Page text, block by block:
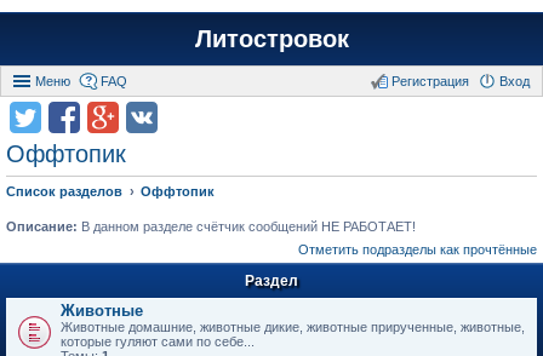
Литостровок
Меню FAQ Вход
Регистрация
Оффтопик
Список разделов Оффтопик
Описание: В данном разделе счётчик сообщений НЕ РАБОТАЕТ!
Отметить подразделы как прочтённые
Раздел
Животные
Животные домашние, животные дикие, животные прирученные, животные,
которые гуляют сами по себе...